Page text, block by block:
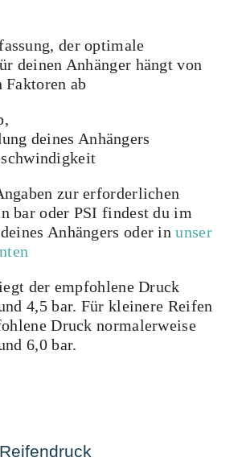
der optimale
deinen Anhänger hängt von
Faktoren ab
deines Anhängers
zur erforderlichen
bar oder PSI findest du im
Anhängers oder inunser
der empfohlene Druck
4,5 bar. Für kleinere Reifen
Druck normalerweise
6,0 bar.